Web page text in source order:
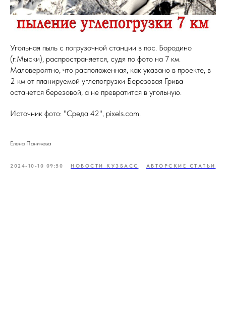
Угольная пыль с погрузочной станции в пос. Бородино
(г.Мыски), распространяется, судя по фото на 7 км.
Маловероятно, что расположенная, как указано в проекте, в
2 км от планируемой углепогрузки Березовая Грива
останется березовой, а не превратится в угольную.
Источник фото: "Среда 42", pixels.com.
Елена Паничева
2024-10-10 09:50 НОВОСТИ КУЗБАСС АВТОРСКИЕ СТАТЬИ